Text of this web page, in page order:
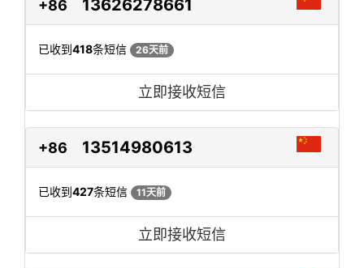
+86 13626278661
已收到418条短信 26天前
立即接收短信
+86 13514980613
已收到427条短信 11天前
立即接收短信